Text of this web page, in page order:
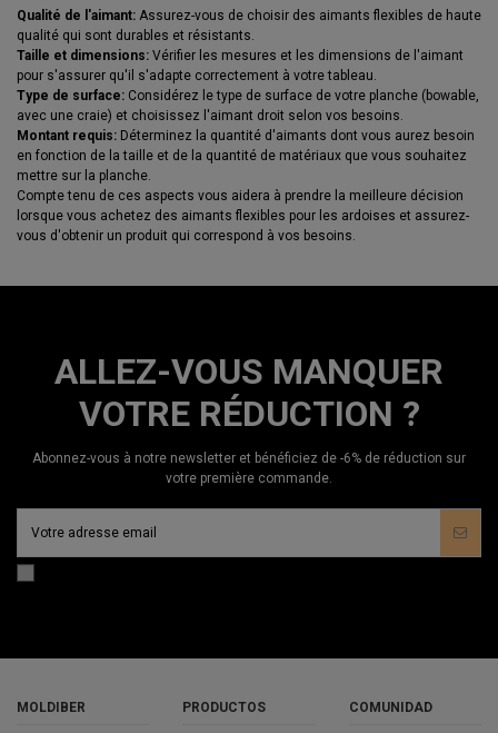
Qualité de l'aimant: Assurez-vous de choisir des aimants flexibles de haute
qualité qui sont durables et résistants.
Taille et dimensions: Vérifier les mesures et les dimensions de l'aimant
pour s'assurer qu'il s'adapte correctement à votre tableau.
Type de surface: Considérez le type de surface de votre planche (bowable,
avec une craie) et choisissez l'aimant droit selon vos besoins.
Montant requis: Déterminez la quantité d'aimants dont vous aurez besoin
en fonction de la taille et de la quantité de matériaux que vous souhaitez
mettre sur la planche.
Compte tenu de ces aspects vous aidera à prendre la meilleure décision
lorsque vous achetez des aimants flexibles pour les ardoises et assurez-
vous d'obtenir un produit qui correspond à vos besoins.
ALLEZ-VOUS MANQUER
VOTRE RÉDUCTION ?
Abonnez-vous à notre newsletter et bénéficiez de -6% de réduction sur
votre première commande.
MOLDIBER PRODUCTOS COMUNIDAD